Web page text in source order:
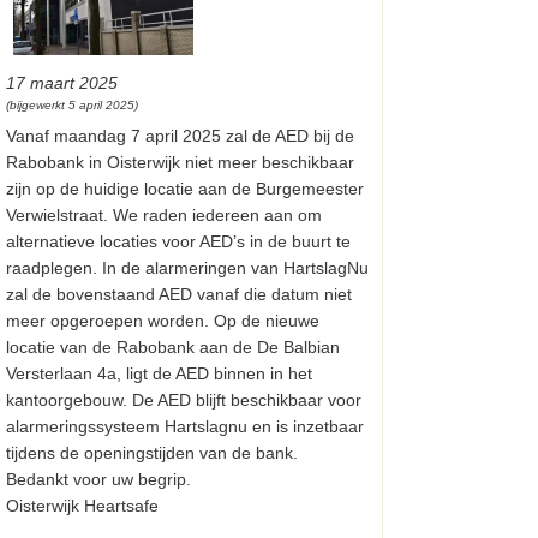
17 maart 2025
(bijgewerkt 5 april 2025)
Vanaf maandag 7 april 2025 zal de AED bij de
Rabobank in Oisterwijk niet meer beschikbaar
zijn op de huidige locatie aan de Burgemeester
Verwielstraat. We raden iedereen aan om
alternatieve locaties voor AED’s in de buurt te
raadplegen. In de alarmeringen van HartslagNu
zal de bovenstaand AED vanaf die datum niet
meer opgeroepen worden. Op de nieuwe
locatie van de Rabobank aan de De Balbian
Versterlaan 4a, ligt de AED binnen in het
kantoorgebouw. De AED blijft beschikbaar voor
alarmeringssysteem Hartslagnu en is inzetbaar
tijdens de openingstijden van de bank.
Bedankt voor uw begrip.
Oisterwijk Heartsafe